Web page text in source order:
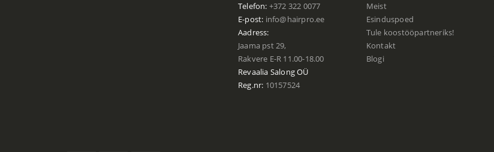
Telefon: +372 322 0077
E-post: info@hairpro.ee
Aadress:
Jaama pst 29,
Rakvere E-R 11.00-18.00
Revaalia SalongOÜ
Reg.nr: 10157524
Meist
Esinduspoed
Tule koostööpartneriks!
Kontakt
Blogi